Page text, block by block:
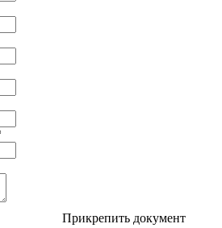
Прикрепить документ